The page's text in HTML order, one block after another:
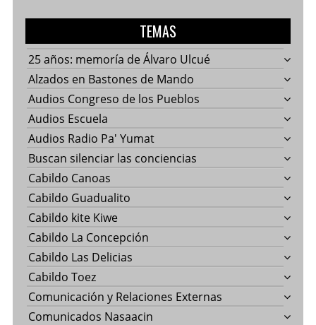
TEMAS
25 años: memoría de Álvaro Ulcué
Alzados en Bastones de Mando
Audios Congreso de los Pueblos
Audios Escuela
Audios Radio Pa' Yumat
Buscan silenciar las conciencias
Cabildo Canoas
Cabildo Guadualito
Cabildo kite Kiwe
Cabildo La Concepción
Cabildo Las Delicias
Cabildo Toez
Comunicación y Relaciones Externas
Comunicados Nasaacin